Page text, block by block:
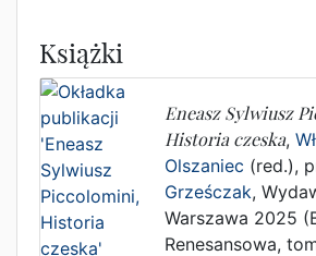
Książki
Eneasz Sylwiusz
Historia czeska,
Olszaniec (red.),
Grześczak,
Warszawa 2025
Renesansowa,